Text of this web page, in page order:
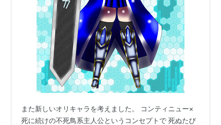
また新しいオリキャラを考えました。 コンティニュー×
死に続けの不死鳥系主人公というコンセプトで 死ぬたび